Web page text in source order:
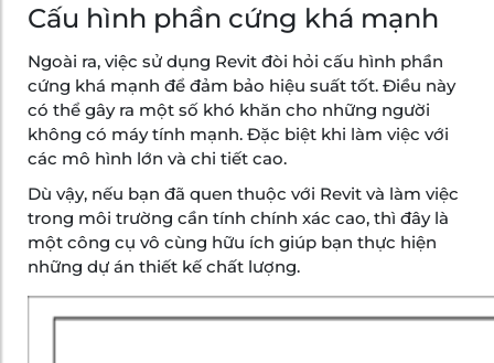
Cấu hình phần cứng khá mạnh
Ngoài ra, việc sử dụng Revit đòi hỏi cấu hình phần
cứng khá mạnh để đảm bảo hiệu suất tốt. Điều này
có thể gây ra một số khó khăn cho những người
không có máy tính mạnh. Đặc biệt khi làm việc với
các mô hình lớn và chi tiết cao.
Dù vậy, nếu bạn đã quen thuộc với Revit và làm việc
trong môi trường cần tính chính xác cao, thì đây là
một công cụ vô cùng hữu ích giúp bạn thực hiện
những dự án thiết kế chất lượng.